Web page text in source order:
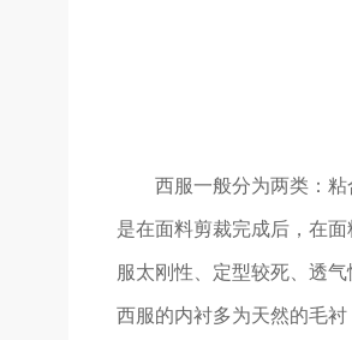
西服一般分为两类：
是在面料剪裁完成后，在
服太刚性、定型较死、透
西服的内衬多为天然的毛